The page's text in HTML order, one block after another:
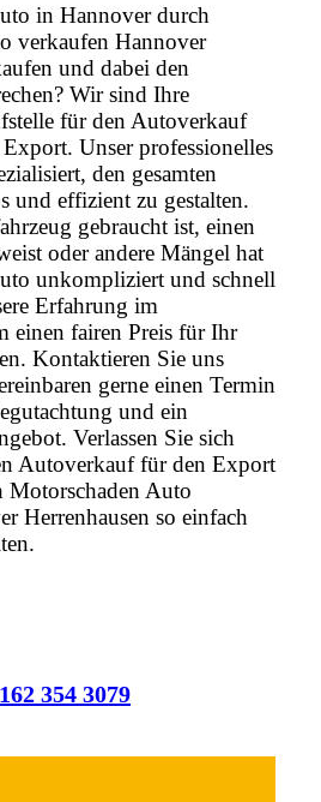
in Hannover durch
verkaufen Hannover
und dabei den
Wir sind Ihre
für den Autoverkauf
Unser professionelles
den gesamten
und effizient zu gestalten.
gebraucht ist, einen
oder andere Mängel hat
unkompliziert und schnell
Erfahrung im
einen fairen Preis für Ihr
Kontaktieren Sie uns
gerne einen Termin
und ein
Verlassen Sie sich
Autoverkauf für den Export
Auto
Herrenhausen so einfach
354 3079